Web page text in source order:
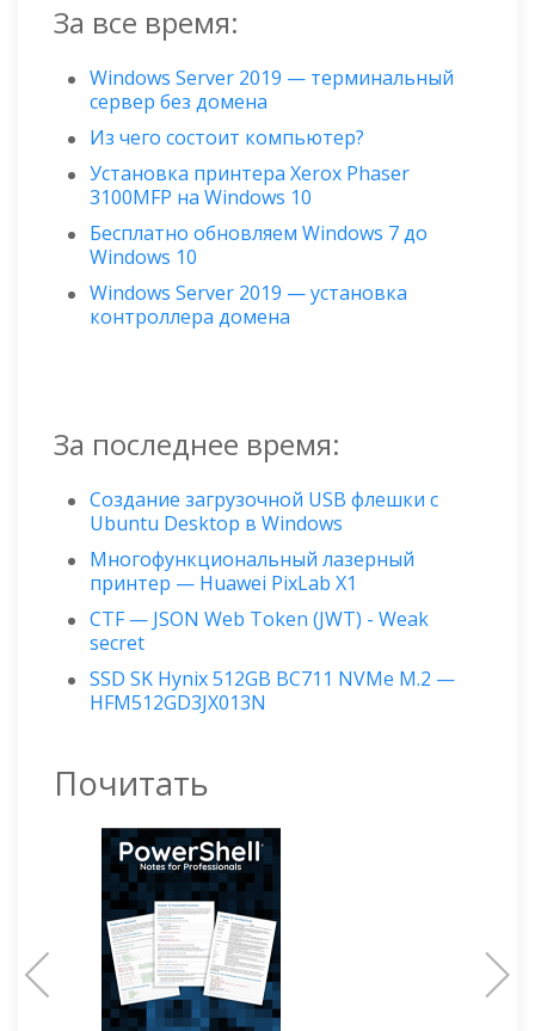
За все время:
Windows Server 2019 — терминальный
сервер без домена
Из чего состоит компьютер?
Установка принтера Xerox Phaser
3100MFP на Windows 10
Бесплатно обновляем Windows 7 до
Windows 10
Windows Server 2019 — установка
контроллера домена
За последнее время:
Создание загрузочной USB флешки с
Ubuntu Desktop в Windows
Многофункциональный лазерный
принтер — Huawei PixLab X1
CTF — JSON Web Token (JWT) - Weak
secret
SSD SK Hynix 512GB BC711 NVMe M.2 —
HFM512GD3JX013N
Почитать